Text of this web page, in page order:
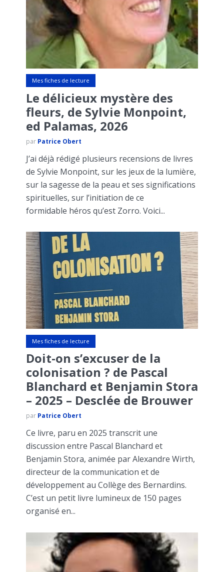
Mes fiches de lecture
Le délicieux mystère des
fleurs, de Sylvie Monpoint,
ed Palamas, 2026
par Patrice Obert
J’ai déjà rédigé plusieurs recensions de livres
de Sylvie Monpoint, sur les jeux de la lumière,
sur la sagesse de la peau et ses significations
spirituelles, sur l’initiation de ce
formidable héros qu’est Zorro. Voici...
Mes fiches de lecture
Doit-on s’excuser de la
colonisation ? de Pascal
Blanchard et Benjamin Stora
– 2025 – Desclée de Brouwer
par Patrice Obert
Ce livre, paru en 2025 transcrit une
discussion entre Pascal Blanchard et
Benjamin Stora, animée par Alexandre Wirth,
directeur de la communication et de
développement au Collège des Bernardins.
C’est un petit livre lumineux de 150 pages
organisé en...